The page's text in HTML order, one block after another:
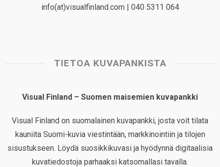
info(at)visualfinland.com | 040 5311 064
TIETOA KUVAPANKISTA
Visual Finland – Suomen maisemien kuvapankki
Visual Finland on suomalainen kuvapankki, josta voit tilata
kauniita Suomi-kuvia viestintään, markkinointiin ja tilojen
sisustukseen. Löydä suosikkikuvasi ja hyödynnä digitaalisia
kuvatiedostoja parhaaksi katsomallasi tavalla.